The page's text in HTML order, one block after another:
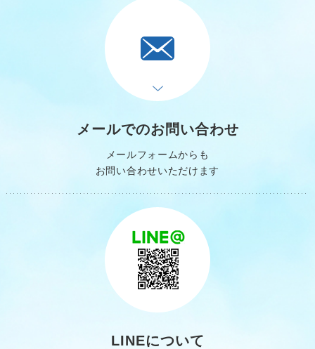
メールでのお問い合わせ
メールフォームからも
お問い合わせいただけます
LINEについて